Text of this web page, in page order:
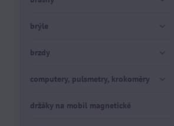
brýle
brzdy
computery, pulsmetry, krokoměry
držáky na mobil magnetické